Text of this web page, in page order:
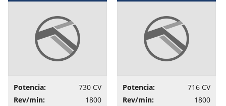
Potencia:
730 CV
Rev/min:
1800
Potencia:
716 CV
Rev/min:
1800